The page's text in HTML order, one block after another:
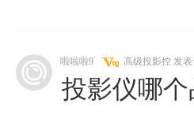
啦啦啦9 高级投影控 发表
投影仪哪